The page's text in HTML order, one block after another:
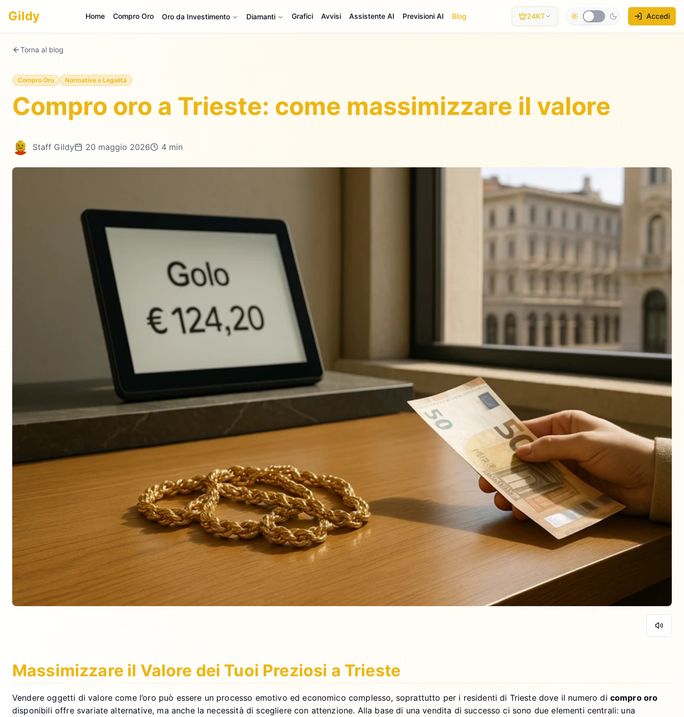
Gildy Home Compro Oro Oro da Investimento Diamanti Grafici Avvisi Assistente AI Previsioni AI Blog 24KT Accedi
Torna al blog
Compro Oro Normative e Legalità
Compro oro a Trieste: come massimizzare il valore
Staff Gildy 20 maggio 2026 4 min
Massimizzare il Valore dei Tuoi Preziosi a Trieste
Vendere oggetti di valore come l’oro può essere un processo emotivo ed economico complesso, soprattutto per i residenti di Trieste dove il numero di compro oro
disponibili offre svariate alternative, ma anche la necessità di scegliere con attenzione. Alla base di una vendita di successo ci sono due elementi centrali: una